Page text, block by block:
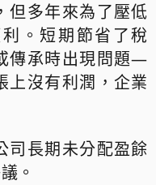
但多年來為了壓低
。短期節省了稅
傳承時出現問題—
上沒有利潤，企業
司長期未分配盈餘
。